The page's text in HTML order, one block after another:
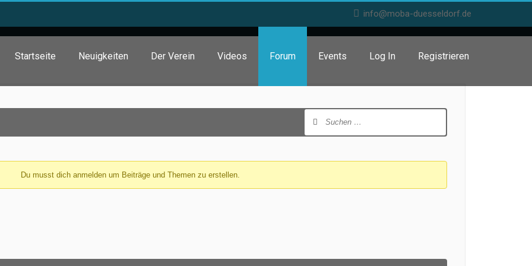
info@moba-duesseldorf.de
Startseite Neuigkeiten Der Verein Videos Forum Events Log In Registrieren
Du musst dich anmelden um Beiträge und Themen zu erstellen.